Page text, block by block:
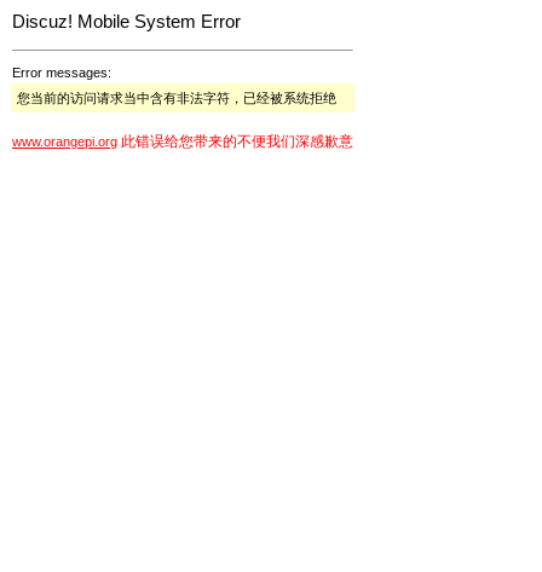
Discuz! Mobile System Error
Error messages:
您当前的访问请求当中含有非法字符，已经被系统拒绝
www.orangepi.org 此错误给您带来的不便我们深感歉意